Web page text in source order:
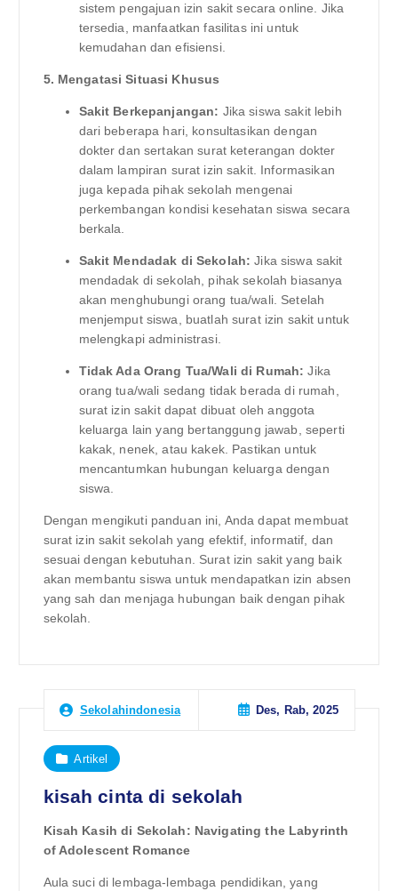
sistem pengajuan izin sakit secara online. Jika
tersedia, manfaatkan fasilitas ini untuk
kemudahan dan efisiensi.
5. Mengatasi Situasi Khusus
Sakit Berkepanjangan: Jika siswa sakit lebih
dari beberapa hari, konsultasikan dengan
dokter dan sertakan surat keterangan dokter
dalam lampiran surat izin sakit. Informasikan
juga kepada pihak sekolah mengenai
perkembangan kondisi kesehatan siswa secara
berkala.
Sakit Mendadak di Sekolah: Jika siswa sakit
mendadak di sekolah, pihak sekolah biasanya
akan menghubungi orang tua/wali. Setelah
menjemput siswa, buatlah surat izin sakit untuk
melengkapi administrasi.
Tidak Ada Orang Tua/Wali di Rumah: Jika
orang tua/wali sedang tidak berada di rumah,
surat izin sakit dapat dibuat oleh anggota
keluarga lain yang bertanggung jawab, seperti
kakak, nenek, atau kakek. Pastikan untuk
mencantumkan hubungan keluarga dengan
siswa.
Dengan mengikuti panduan ini, Anda dapat membuat
surat izin sakit sekolah yang efektif, informatif, dan
sesuai dengan kebutuhan. Surat izin sakit yang baik
akan membantu siswa untuk mendapatkan izin absen
yang sah dan menjaga hubungan baik dengan pihak
sekolah.
Sekolahindonesia Des, Rab, 2025
Artikel
kisah cinta di sekolah
Kisah Kasih di Sekolah: Navigating the Labyrinth
of Adolescent Romance
Aula suci di lembaga-lembaga pendidikan, yang